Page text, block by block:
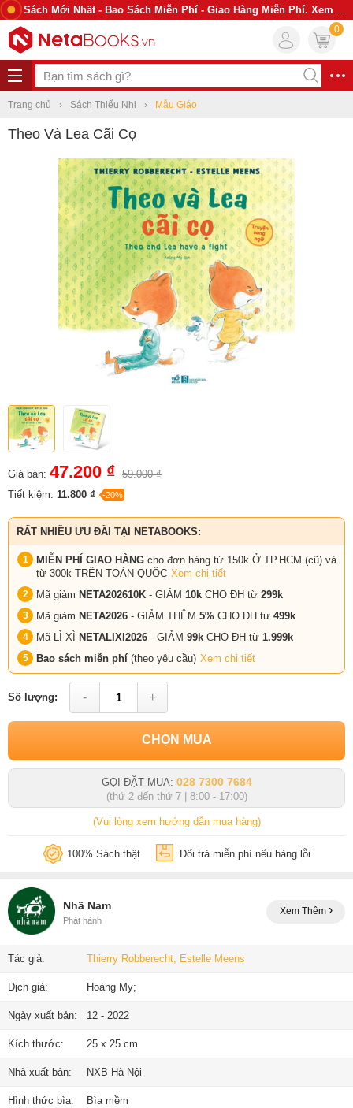
Sách Mới Nhất - Bao Sách Miễn Phí - Giao Hàng Miễn Phí. Xem Ngay
0
Trang chủ Sách Thiếu Nhi Mẫu Giáo
Theo Và Lea Cãi Cọ
Giá bán: 47.200 ₫ 59.000 ₫
Tiết kiệm: 11.800 ₫ -20%
RẤT NHIỀU ƯU ĐÃI TẠI NETABOOKS:
MIỄN PHÍ GIAO HÀNG cho đơn hàng từ 150k Ở TP.HCM (cũ) và
từ 300k TRÊN TOÀN QUỐC Xem chi tiết
Mã giảm NETA202610K - GIẢM 10k CHO ĐH từ 299k
Mã giảm NETA2026 - GIẢM THÊM 5% CHO ĐH từ 499k
Mã LÌ XÌ NETALIXI2026 - GIẢM 99k CHO ĐH từ 1.999k
Bao sách miễn phí (theo yêu cầu) Xem chi tiết
Số lượng: - +
CHỌN MUA
GỌI ĐẶT MUA: 028 7300 7684
(thứ 2 đến thứ 7 | 8:00 - 17:00)
(Vui lòng xem hướng dẫn mua hàng)
100% Sách thật Đổi trả miễn phí nếu hàng lỗi
Nhã Nam
Phát hành
Xem Thêm
Tác giả: Thierry Robberecht, Estelle Meens
Dịch giả: Hoàng My;
Ngày xuất bản: 12 - 2022
Kích thước: 25 x 25 cm
Nhà xuất bản: NXB Hà Nội
Hình thức bìa: Bìa mềm